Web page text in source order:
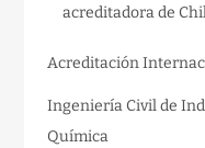
acreditadora de
Acreditación
Ingeniería Civil de
Química